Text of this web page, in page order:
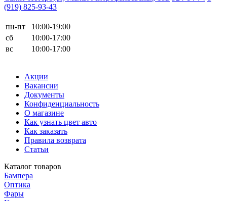
(919) 825-93-43
пн-пт
10:00-19:00
сб
10:00-17:00
вс
10:00-17:00
Акции
Вакансии
Документы
Конфиденциальность
О магазине
Как узнать цвет авто
Как заказать
Правила возврата
Статьи
Каталог товаров
Бампера
Оптика
Фары